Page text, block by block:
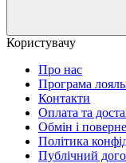
Користувачу
Про нас
Програма
Контакти
Оплата та
Обмін і
Політика
Публічний